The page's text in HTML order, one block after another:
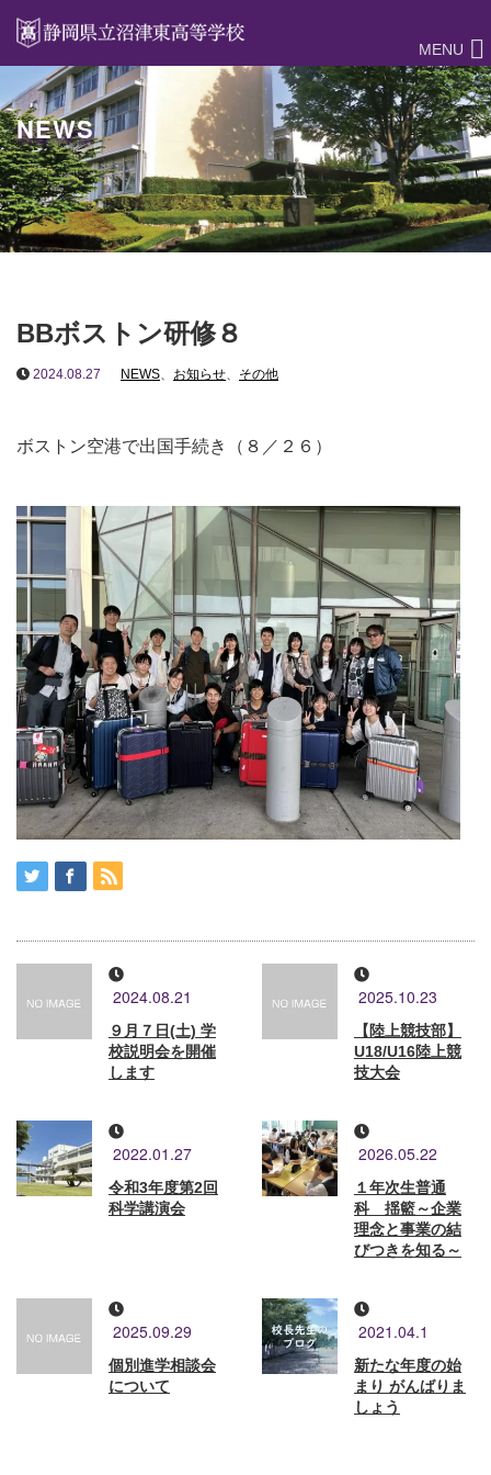
MENU
NEWS
BBボストン研修８
2024.08.27 NEWS、 お知らせ、 その他
ボストン空港で出国手続き（８／２６）
2024.08.21
９月７日(土) 学
校説明会を開催
します
2025.10.23
【陸上競技部】
U18/U16陸上競
技大会
2022.01.27
令和3年度第2回
科学講演会
2026.05.22
１年次生普通
科 揺籃～企業
理念と事業の結
びつきを知る～
2025.09.29
個別進学相談会
について
2021.04.1
新たな年度の始
まり がんばりま
しょう